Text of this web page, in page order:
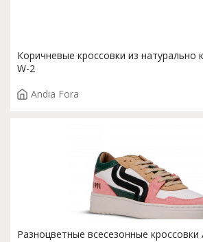
Коричневые кроссовки из натурально
W-2
Andia Fora
Разноцветные всесезонные кроссовки